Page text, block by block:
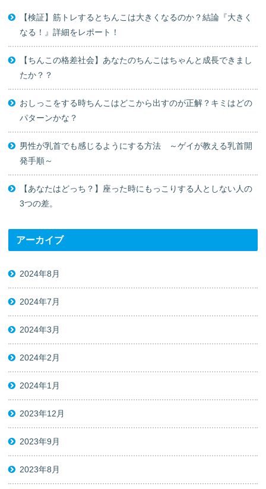
【検証】筋トレするとちんこは大きくなるのか？結論『大きく
なる！』詳細をレポート！
【ちんこの格差社会】あなたのちんこはちゃんと成長できまし
たか？？
おしっこをする時ちんこはどこから出すのが正解？キミはどの
パターンかな？
男性が乳首でも感じるようにする方法 ～ゲイが教える乳首開
発手順～
【あなたはどっち？】座った時にもっこりする人としない人の
3つの差。
アーカイブ
2024年8月
2024年7月
2024年3月
2024年2月
2024年1月
2023年12月
2023年9月
2023年8月